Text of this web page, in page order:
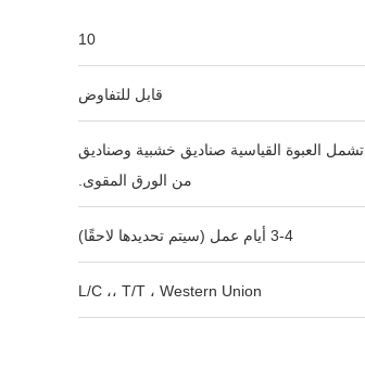
10
قابل للتفاوض
تشمل العبوة القياسية صناديق خشبية وصناديق
من الورق المقوى.
3-4 أيام عمل (سيتم تحديدها لاحقًا)
L/C ،، T/T ، Western Union